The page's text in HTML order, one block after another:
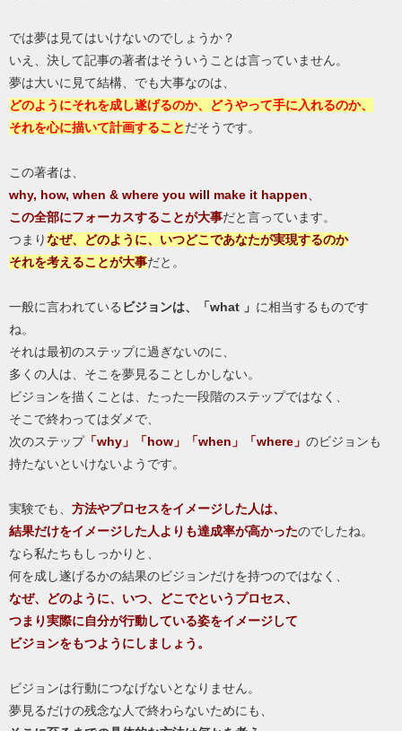
では夢は見てはいけないのでしょうか？
いえ、決して記事の著者はそういうことは言っていません。
夢は大いに見て結構、でも大事なのは、
どのようにそれを成し遂げるのか、どうやって手に入れるのか、
それを心に描いて計画することだそうです。
この著者は、
why, how, when & where you will make it happen
この全部にフォーカスすることが大事だと言っています。
つまりなぜ、どのように、いつどこであなたが実現するのか
それを考えることが大事だと。
一般に言われている ビジョンは、「what 」 に相当するものです
ね。
それは最初のステップに過ぎないのに、
多くの人は、そこを夢見ることしかしない。
ビジョンを描くことは、たった一段階のステップではなく、
そこで終わってはダメで、
次のステップ「why」「how」「when」「where」 のビジョンも
持たないといけないようです。
実験でも、 方法やプロセスをイメージした人は、
結果だけをイメージした人よりも達成率が高かったのでしたね。
なら私たちもしっかりと、
何を成し遂げるかの結果のビジョンだけを持つのではなく、
なぜ、どのように、いつ、どこでというプロセス、
つまり実際に自分が行動している姿をイメージして
ビジョンをもつようにしましょう。
ビジョンは行動につなげないとなりません。
夢見るだけの残念な人で終わらないためにも、